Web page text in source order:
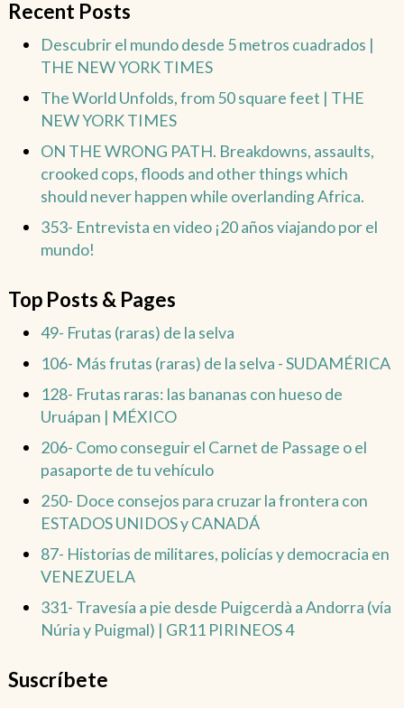
Recent Posts
Descubrir el mundo desde 5 metros cuadrados |
THE NEW YORK TIMES
The World Unfolds, from 50 square feet | THE
NEW YORK TIMES
ON THE WRONG PATH. Breakdowns, assaults,
crooked cops, floods and other things which
should never happen while overlanding Africa.
353- Entrevista en video ¡20 años viajando por el
mundo!
Top Posts & Pages
49- Frutas (raras) de la selva
106- Más frutas (raras) de la selva - SUDAMÉRICA
128- Frutas raras: las bananas con hueso de
Uruápan | MÉXICO
206- Como conseguir el Carnet de Passage o el
pasaporte de tu vehículo
250- Doce consejos para cruzar la frontera con
ESTADOS UNIDOS y CANADÁ
87- Historias de militares, policías y democracia en
VENEZUELA
331- Travesía a pie desde Puigcerdà a Andorra (vía
Núria y Puigmal) | GR11 PIRINEOS 4
Suscríbete